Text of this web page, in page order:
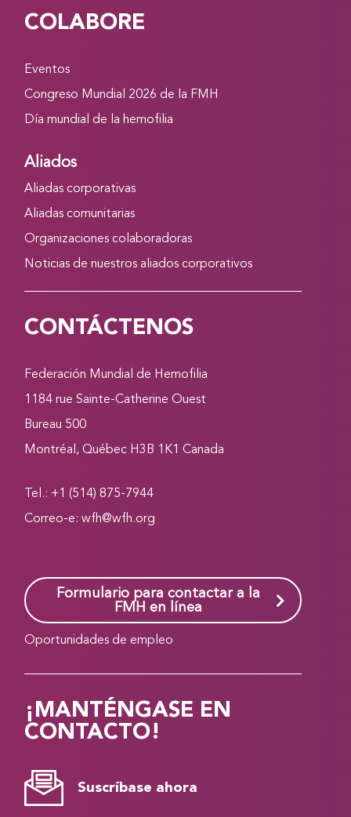
COLABORE
Eventos
Congreso Mundial 2026 de la FMH
Día mundial de la hemofilia
Aliados
Aliadas corporativas
Aliadas comunitarias
Organizaciones colaboradoras
Noticias de nuestros aliados corporativos
CONTÁCTENOS
Federación Mundial de Hemofilia
1184 rue Sainte-Catherine Ouest
Bureau 500
Montréal, Québec H3B 1K1 Canada
Tel.: +1 (514) 875-7944
Correo-e:wfh@wfh.org
Formulario para contactar a la
FMH en línea
Oportunidades de empleo
¡MANTÉNGASE EN
CONTACTO!
Suscríbase ahora